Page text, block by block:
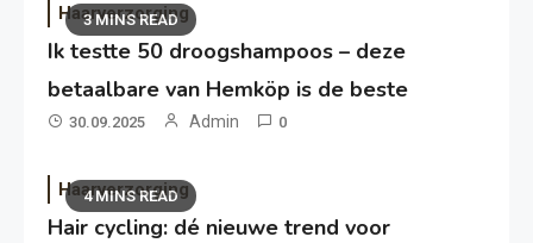
3 MINS READ
Haarverzorging
Ik testte 50 droogshampoos – deze
betaalbare van Hemköp is de beste
30.09.2025 Admin 0
4 MINS READ
Haarverzorging
Hair cycling: dé nieuwe trend voor